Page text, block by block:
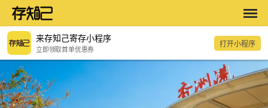
来存知己寄存小程序
立即领取首单优惠券
打开小程序